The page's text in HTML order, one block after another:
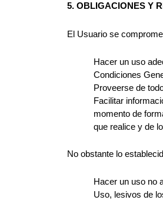
5. OBLIGACIONES Y
El Usuario se
Hacer un uso
Condiciones
Proveerse de
Facilitar
momento de
que realice y de
No obstante lo
Hacer un uso no
Uso, lesivos de